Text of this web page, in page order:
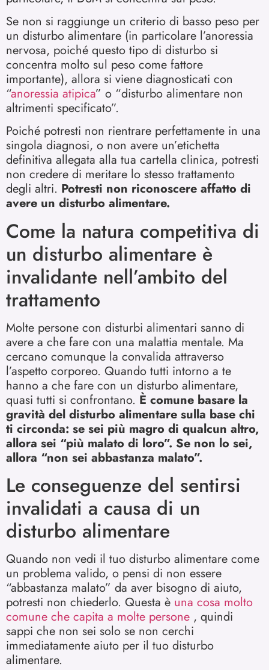
Se non si raggiunge un criterio di basso peso per
un disturbo alimentare (in particolare l’anoressia
nervosa, poiché questo tipo di disturbo si
concentra molto sul peso come fattore
importante), allora si viene diagnosticati con
“anoressia atipica” o “disturbo alimentare non
altrimenti specificato”.
Poiché potresti non rientrare perfettamente in una
singola diagnosi, o non avere un’etichetta
definitiva allegata alla tua cartella clinica, potresti
non credere di meritare lo stesso trattamento
degli altri. Potresti non riconoscere affatto di
avere un disturbo alimentare.
Come la natura competitiva di
un disturbo alimentare è
invalidante nell’ambito del
trattamento
Molte persone con disturbi alimentari sanno di
avere a che fare con una malattia mentale. Ma
cercano comunque la convalida attraverso
l’aspetto corporeo. Quando tutti intorno a te
hanno a che fare con un disturbo alimentare,
quasi tutti si confrontano. È comune basare la
gravità del disturbo alimentare sulla base chi
ti circonda: se sei più magro di qualcun altro,
allora sei “più malato di loro”. Se non lo sei,
allora “non sei abbastanza malato”.
Le conseguenze del sentirsi
invalidati a causa di un
disturbo alimentare
Quando non vedi il tuo disturbo alimentare come
un problema valido, o pensi di non essere
“abbastanza malato” da aver bisogno di aiuto,
potresti non chiederlo. Questa è una cosa molto
comune che capita a molte persone , quindi
sappi che non sei solo se non cerchi
immediatamente aiuto per il tuo disturbo
alimentare.